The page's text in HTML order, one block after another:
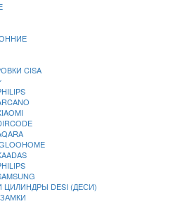
CISA
DESI (ДЕСИ)